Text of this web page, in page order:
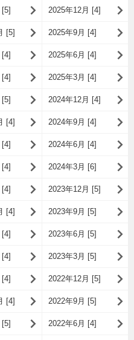
[5] 2025年12月 [4]
[5] 2025年9月 [4]
[4] 2025年6月 [4]
[4] 2025年3月 [4]
[5] 2024年12月 [4]
[4] 2024年9月 [4]
[4] 2024年6月 [4]
[4] 2024年3月 [6]
[4] 2023年12月 [5]
[4] 2023年9月 [5]
[4] 2023年6月 [5]
[4] 2023年3月 [5]
[4] 2022年12月 [5]
[4] 2022年9月 [5]
[5] 2022年6月 [4]